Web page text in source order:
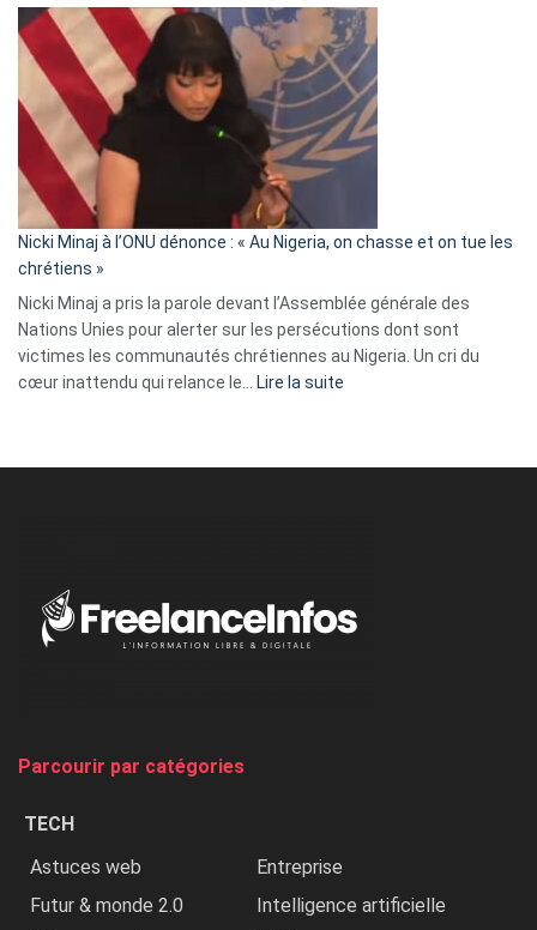
Tegnér
exulte
« Zemmour
a
tout
parle
ses
tripes »
Nicki Minaj à l’ONU dénonce : « Au Nigeria, on chasse et on tue les
chrétiens »
Nicki Minaj a pris la parole devant l’Assemblée générale des
Nations Unies pour alerter sur les persécutions dont sont
victimes les communautés chrétiennes au Nigeria. Un cri du
cœur inattendu qui relance le…
Lire la suite
Nigeria,
Parcourir par catégories
TECH
Astuces web
Entreprise
Futur & monde 2.0
Intelligence artificielle